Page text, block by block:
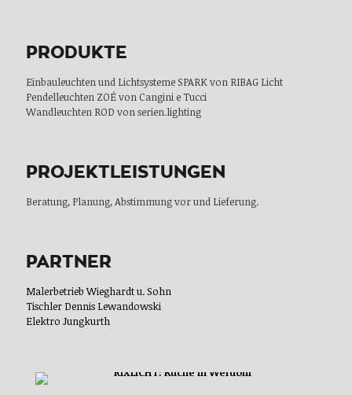
PRODUKTE
Einbauleuchten und Lichtsysteme SPARK von RIBAG Licht
Pendelleuchten ZOÉ von Cangini e Tucci
Wandleuchten ROD von serien.lighting
PROJEKTLEISTUNGEN
Beratung, Planung, Abstimmung vor und Lieferung.
PARTNER
Malerbetrieb Wieghardt u. Sohn
Tischler Dennis Lewandowski
Elektro Jungkurth